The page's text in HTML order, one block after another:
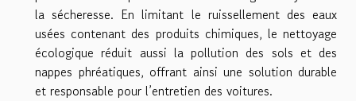
la sécheresse. En limitant le ruissellement des eaux
usées contenant des produits chimiques, le nettoyage
écologique réduit aussi la pollution des sols et des
nappes phréatiques, offrant ainsi une solution durable
et responsable pour l’entretien des voitures.